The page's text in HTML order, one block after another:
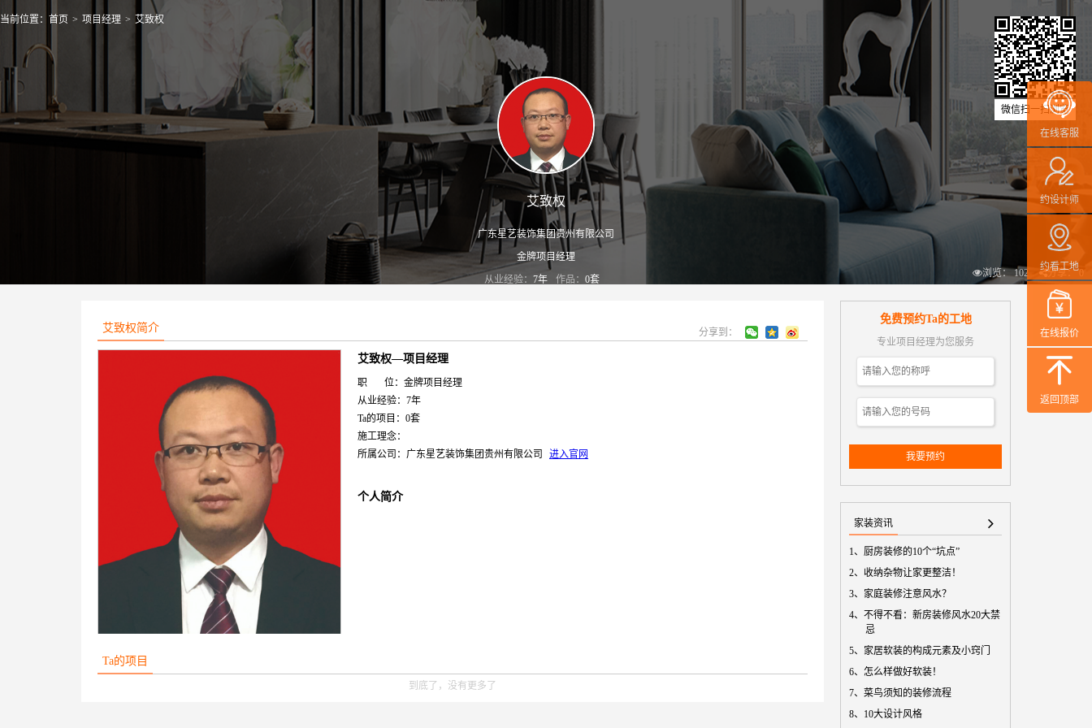
在线客服
约设计师
约看工地
在线报价
返回顶部
微信扫一扫浏览
当前位置： 首页 > 项目经理 > 艾致权
艾致权
广东星艺装饰集团贵州有限公司
金牌项目经理
从业经验： 7年 作品： 0套
浏览： 102 分享： 0
艾致权简介 分享到：
艾致权—项目经理
职 位：金牌项目经理
从业经验：7年
Ta的项目：0套
施工理念：
所属公司：广东星艺装饰集团贵州有限公司
进入官网
个人简介
Ta的项目
到底了，没有更多了
免费预约Ta的工地
专业项目经理为您服务
我要预约
家装资讯
1、 厨房装修的10个“坑点”
2、 收纳杂物让家更整洁！
3、 家庭装修注意风水？
4、 不得不看：新房装修风水20大禁
忌
5、 家居软装的构成元素及小窍门
6、 怎么样做好软装！
7、 菜鸟须知的装修流程
8、 10大设计风格